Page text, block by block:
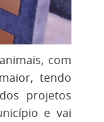
com
tendo
projetos
e vai